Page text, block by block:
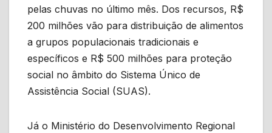
pelas chuvas no último mês. Dos recursos, R$
200 milhões vão para distribuição de alimentos
a grupos populacionais tradicionais e
específicos e R$ 500 milhões para proteção
social no âmbito do Sistema Único de
Assistência Social (SUAS).
Já o Ministério do Desenvolvimento Regional